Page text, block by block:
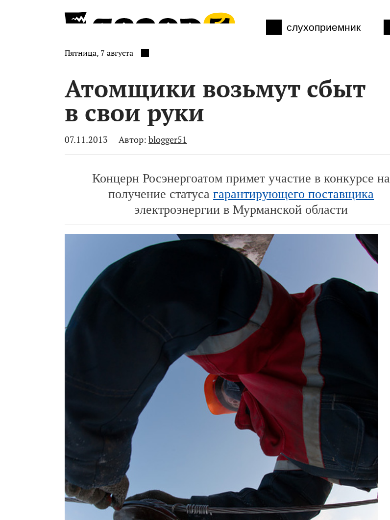
слухоприемник
Пятница, 7 августа
Атомщики возьмут сбыт
в свои руки
07.11.2013 Автор: blogger51
Концерн Росэнергоатом примет участие в конкурсе на
получение статуса гарантирующего поставщика
электроэнергии в Мурманской области